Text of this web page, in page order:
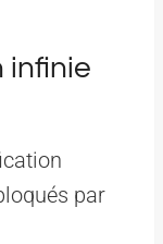
infinie
par